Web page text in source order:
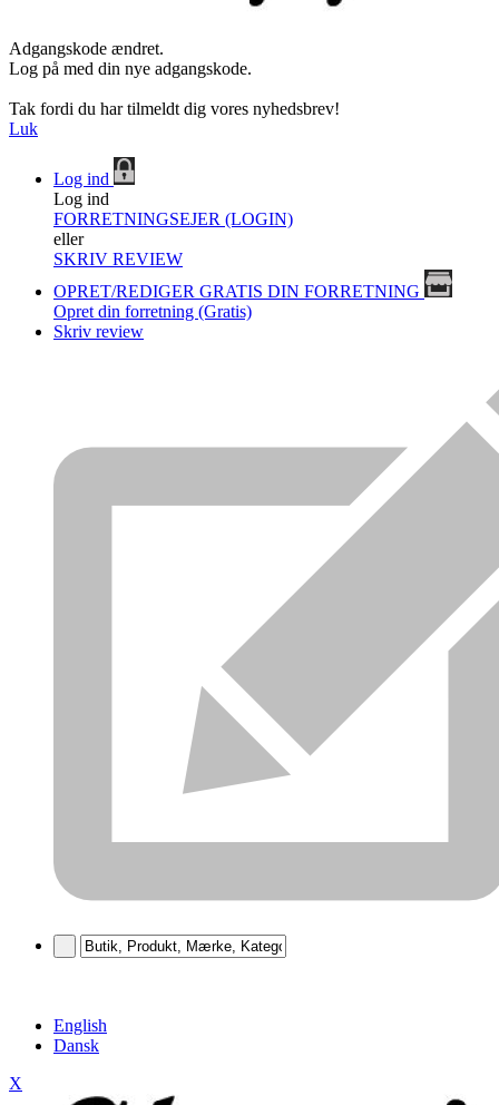
Adgangskode ændret.
Log på med din nye adgangskode.
Tak fordi du har tilmeldt dig vores nyhedsbrev!
Luk
Log ind
Log ind
FORRETNINGSEJER (LOGIN)
eller
SKRIV REVIEW
OPRET/REDIGER GRATIS DIN FORRETNING
Opret din forretning (Gratis)
Skriv review
English
Dansk
X